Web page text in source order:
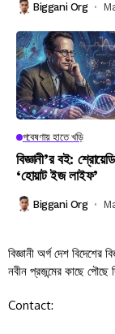
Biggani Org
গবেষণায় হাতে খড়ি
বিজ্ঞানী’র বই:
‘হোয়াট ইজ লাইফ’
Biggani Org
বিজ্ঞানী অর্গ দেশ বিদেশের
নবীন প্রজন্মের কাছে পৌছে
Contact: